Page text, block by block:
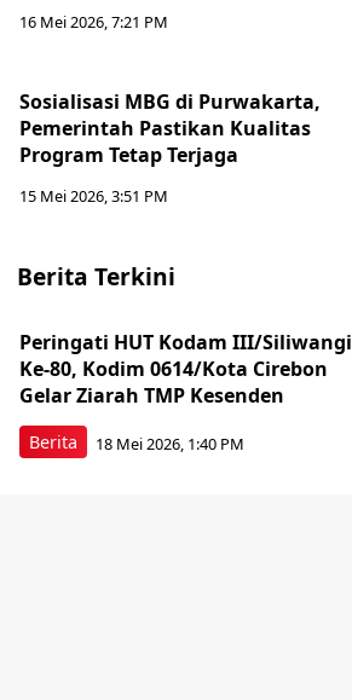
16 Mei 2026, 7:21 PM
Sosialisasi MBG di Purwakarta,
Pemerintah Pastikan Kualitas
Program Tetap Terjaga
15 Mei 2026, 3:51 PM
Berita Terkini
Berita
Peringati HUT Kodam III/Siliwangi
Ke-80, Kodim 0614/Kota Cirebon
Gelar Ziarah TMP Kesenden
18 Mei 2026, 1:40 PM